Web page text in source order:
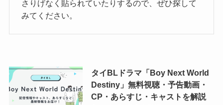
さりげなく貼られていたりするので、ぜひ探して
みてください。
タイBLドラマ「Boy Next World
Destiny」無料視聴・予告動画・
CP・あらすじ・キャストを解説